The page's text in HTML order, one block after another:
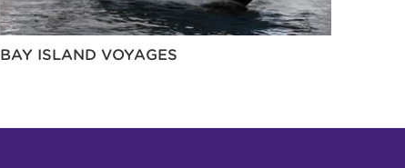
BAY ISLAND VOYAGES